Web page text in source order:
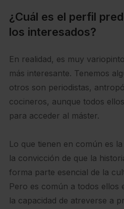
¿Cuál es el perfil
los interesados?
En realidad, es muy
más interesante. Tenemos
otros son periodistas,
cocineros, aunque todos
para acceder al máster.
Lo que tienen en común es
la convicción de que la
forma parte esencial de la
Pero es común a todos ellos
la capacidad de atreverse a